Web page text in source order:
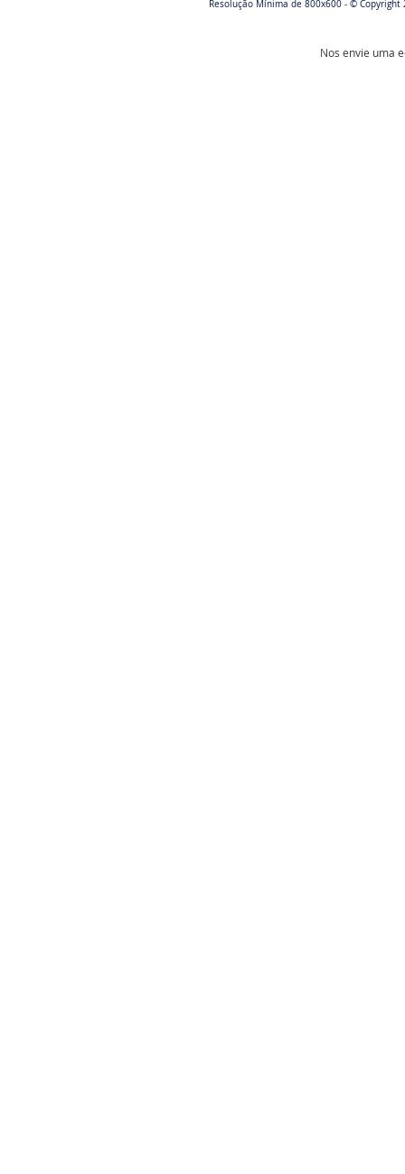
Resolução Mínima de 800x600 - © Copyright
Nos envie uma